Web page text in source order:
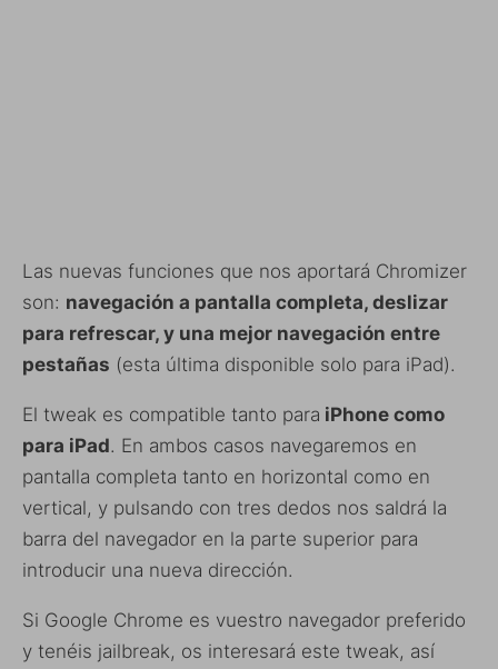
Las nuevas funciones que nos aportará Chromizer
son: navegación a pantalla completa, deslizar
para refrescar, y una mejor navegación entre
pestañas (esta última disponible solo para iPad).
El tweak es compatible tanto para iPhone como
para iPad. En ambos casos navegaremos en
pantalla completa tanto en horizontal como en
vertical, y pulsando con tres dedos nos saldrá la
barra del navegador en la parte superior para
introducir una nueva dirección.
Si Google Chrome es vuestro navegador preferido
y tenéis jailbreak, os interesará este tweak, así